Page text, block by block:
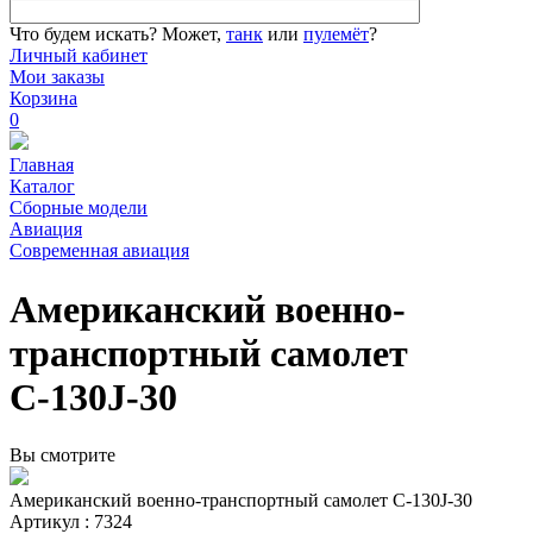
Что будем искать? Может, танк или пулемёт?
Личный кабинет
Мои заказы
Корзина
0
Главная
Каталог
Сборные модели
Авиация
Современная авиация
Американский военно-
транспортный самолет
С-130J-30
Вы смотрите
Американский военно-транспортный самолет С-130J-30
Артикул : 7324